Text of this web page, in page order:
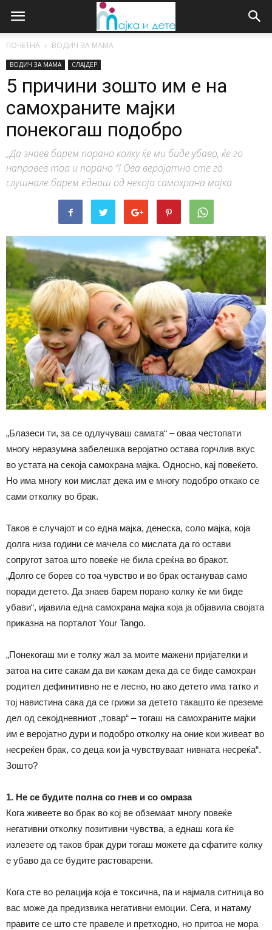
ПОЧЕТНА ВОДИЧ ЗА МАМА
ВОДИЧ ЗА МАМА СЛАЈДЕР
5 причини зошто им е на
самохраните мајки
понекогаш подобро
„Да знаев барем порано колку ќе ми биде убаво, ќе го
направев тоа и порано “! Ова веројатно сте го
слушнале барем еднаш од некоја самохрана мајка
„Блазеси ти, за се одлучуваш самата“ – оваа честопати
многу неразумна забелешка веројатно остава горчлив вкус
во устата на секоја самохрана мајка. Односно, кај повеќето.
Но има многу кои мислат дека им е многу подобро откако се
сами отколку во брак.
Таков е случајот и со една мајка, денеска, соло мајка, која
долга низа години се мачела со мислата да го остави
сопругот затоа што повеќе не била среќна во бракот.
„Долго се борев со тоа чувство и во брак останував само
поради детето. Да знаев барем порано колку ќе ми биде
убави“, ијавила една самохрана мајка која ја објавила својата
приказна на порталот Your Tango.
„Понекогаш ми е толку жал за моите мажени пријателки и
затоа на сите сакам да ви кажам дека да се биде самохран
родител дефинитивно не е лесно, но ако детето има татко и
тој навистина сака да се грижи за детето такашто ќе преземе
дел од секојдневниот „товар“ – тогаш на самохраните мајки
им е веројатно дури и подобро отколку на оние кои живеат во
несреќен брак, со деца кои ја чувствуваат нивната несреќа“.
Зошто?
1. Не се будите полна со гнев и со омраза
Кога живеете во брак во кој ве обземаат многу повеќе
негативни отколку позитивни чувства, а еднаш кога ќе
излезете од таков брак дури тогаш можете да сфатите колку
е убаво да се будите растоварени.
Кога сте во релација која е токсична, па и најмала ситница во
вас може да предизвика негативни емоции. Сега, и натаму
правите се што сте правеле и претходно, но притоа не мора